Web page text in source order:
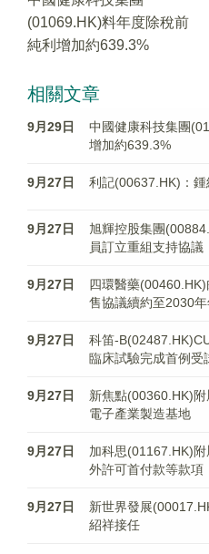
(01069.HK)料年度除稅前
純利增加約639.3%
相關文章
9月29日
中國健康科技集團
增加約639.3%
9月27日 利記(00637.HK)：
9月27日
旭輝控股集團
員訂立重組支持協議
9月27日
四環醫藥
售協議續約至2030
9月27日
科笛-
臨床試驗完成首例受
9月27日
新焦點(00360.HK)
電子產業製造基地
9月27日
加科思(01167.HK)
外許可首付款等款項
9月27日
新世界發展
紹祥接任